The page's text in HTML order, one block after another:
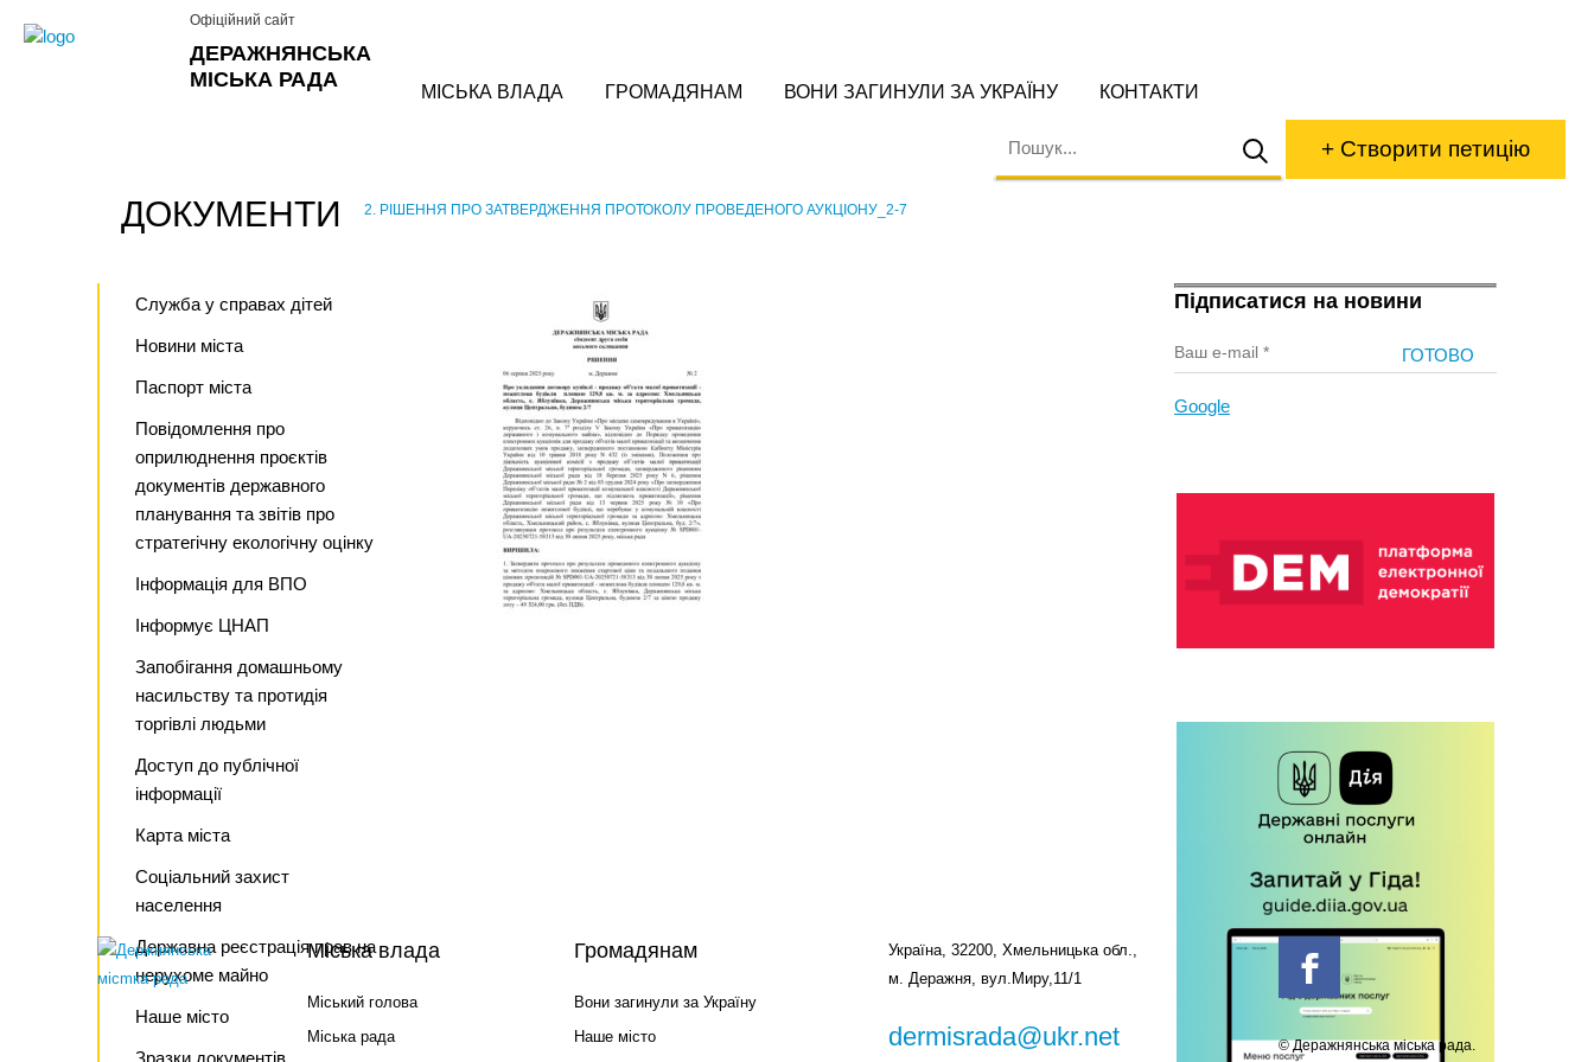
ДЕРАЖНЯНСЬКА
МІСЬКА РАДА
Офіційний сайт
МІСЬКА ВЛАДА ГРОМАДЯНАМ ВОНИ ЗАГИНУЛИ ЗА УКРАЇНУ КОНТАКТИ
+ Створити петицію
ДОКУМЕНТИ 2. РІШЕННЯ ПРО ЗАТВЕРДЖЕННЯ ПРОТОКОЛУ ПРОВЕДЕНОГО АУКЦІОНУ_2-7
Служба у справах дітей
Новини міста
Паспорт міста
Повідомлення про
оприлюднення проєктів
документів державного
планування та звітів про
стратегічну екологічну оцінку
Інформація для ВПО
Інформує ЦНАП
Запобігання домашньому
насильству та протидія
торгівлі людьми
Доступ до публічної
інформації
Карта міста
Соціальний захист
населення
Державна реєстрація прав на
нерухоме майно
Наше місто
Зразки документів
Підписатися на новини
Google
Міська влада
Міський голова
Міська рада
Громадянам
Вони загинули за Україну
Наше місто
Україна, 32200, Хмельницька обл.,
м. Деражня, вул.Миру,11/1
dermisrada@ukr.net
© Деражнянська міська рада.